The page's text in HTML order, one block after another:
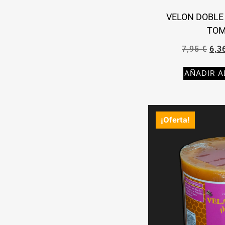
VELON
7,95€
AÑADIR
¡Oferta!